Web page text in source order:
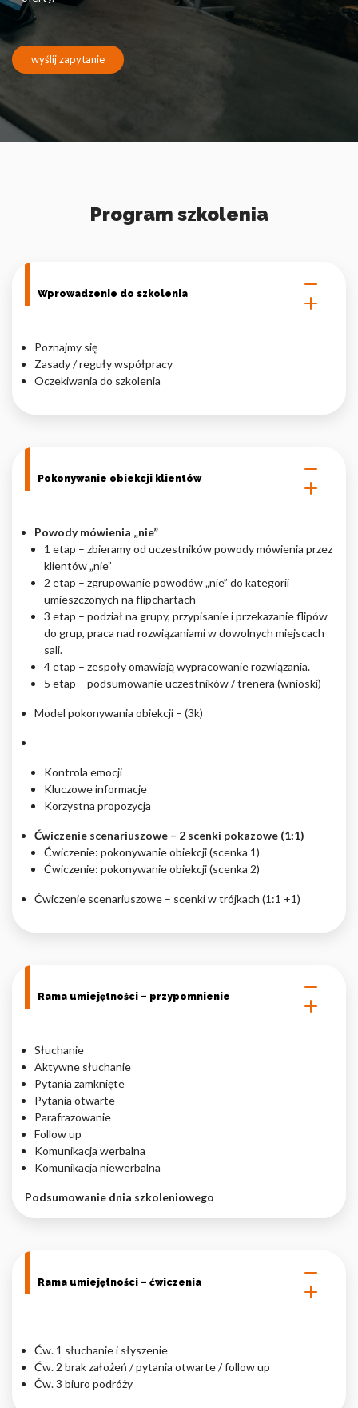
wyślij zapytanie
Program szkolenia
Wprowadzenie do szkolenia
Poznajmy się
Zasady / reguły współpracy
Oczekiwania do szkolenia
Pokonywanie obiekcji klientów
Powody mówienia „nie”
1 etap – zbieramy od uczestników powody mówienia przez
klientów „nie”
2 etap – zgrupowanie powodów „nie” do kategorii
umieszczonych na flipchartach
3 etap – podział na grupy, przypisanie i przekazanie flipów
do grup, praca nad rozwiązaniami w dowolnych miejscach
sali.
4 etap – zespoły omawiają wypracowanie rozwiązania.
5 etap – podsumowanie uczestników / trenera (wnioski)
Model pokonywania obiekcji – (3k)
Kontrola emocji
Kluczowe informacje
Korzystna propozycja
Ćwiczenie scenariuszowe – 2 scenki pokazowe (1:1)
Ćwiczenie: pokonywanie obiekcji (scenka 1)
Ćwiczenie: pokonywanie obiekcji (scenka 2)
Ćwiczenie scenariuszowe – scenki w trójkach (1:1 +1)
Rama umiejętności – przypomnienie
Słuchanie
Aktywne słuchanie
Pytania zamknięte
Pytania otwarte
Parafrazowanie
Follow up
Komunikacja werbalna
Komunikacja niewerbalna
Podsumowanie dnia szkoleniowego
Rama umiejętności – ćwiczenia
Ćw. 1 słuchanie i słyszenie
Ćw. 2 brak założeń / pytania otwarte / follow up
Ćw. 3 biuro podróży
zapamiętanie informacji, które zmieniają wygląd lub
funkcjonowanie strony, np. preferowany język lub region, w
którym znajduje się użytkownik.
Statystyczne pliki cookie pomagają właścicielem stron
internetowych zrozumieć, w jaki sposób różni użytkownicy
Marketing
użytkowników na stronach internetowych. Celem jest
poszczególnych użytkowników i tym samym bardziej cenne dla
wydawców i reklamodawców strony trzeciej.
Nieklasyfikowane
Nieklasyfikowane pliki cookie, to pliki, które są w procesie
Zapisz moje preferencje